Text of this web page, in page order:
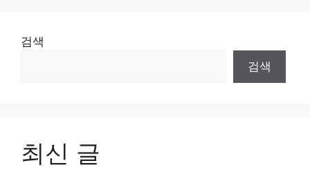
검색
검색
최신 글